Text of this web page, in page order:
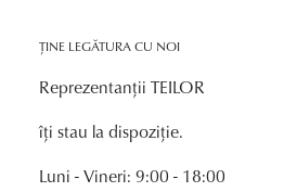
ȚINE LEGĂTURA CU NOI
Reprezentanții TEILOR
îți stau la dispoziție.
Luni - Vineri: 9:00 - 18:00